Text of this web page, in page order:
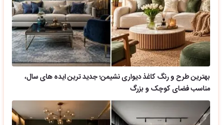
بهترین طرح و رنگ کاغذ دیواری نشیمن؛ جدید ترین ایده های سال،
مناسب فضای کوچک و بزرگ